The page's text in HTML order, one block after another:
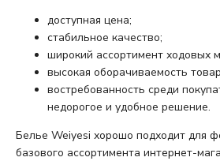
доступная цена;
стабильное качество;
широкий ассортимент ходовых
высокая оборачиваемость
востребованность среди
недорогое и удобное решение.
Белье Weiyesi хорошо подходит для
базового ассортимента интернет-